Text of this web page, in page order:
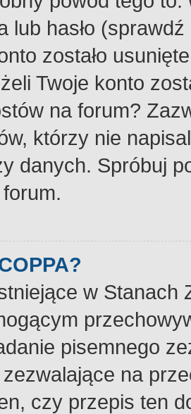
lub hasło
zostało
Twoje konto
na forum?
którzy nie
danych. Spróbuj
w Stanach
pisemnego
na
czy przepis ten